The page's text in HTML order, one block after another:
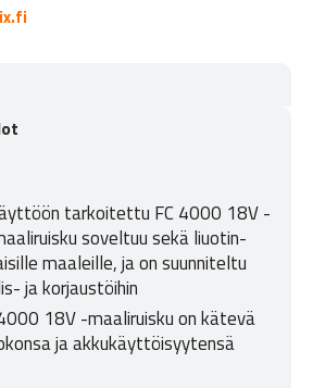
tarkoitettu FC 4000 18V -
soveltuu sekä liuotin-
maaleille, ja on suunniteltu
ja korjaustöihin
18V -maaliruisku on kätevä
ja akkukäyttöisyytensä